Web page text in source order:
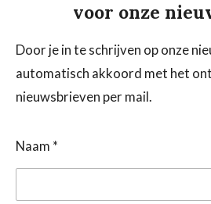
voor onze
Door je in te schrijven op onze
automatisch akkoord met het
nieuwsbrieven per mail.
Naam *